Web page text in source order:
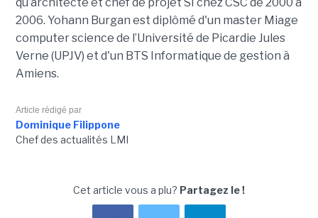
qu’architecte et chef de projet SI chez CSC de 2000 à
2006. Yohann Burgan est diplômé d'un master Miage
computer science de l’Université de Picardie Jules
Verne (UPJV) et d'un BTS Informatique de gestion à
Amiens.
Article rédigé par
Dominique Filippone
Chef des actualités LMI
Cet article vous a plu? Partagez le !